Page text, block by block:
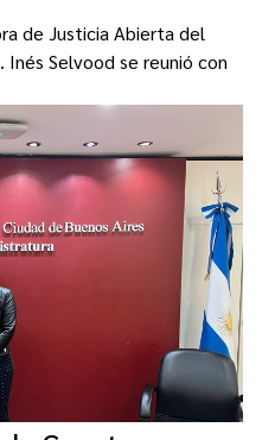
de Justicia Abierta del
Selvood se reunió con